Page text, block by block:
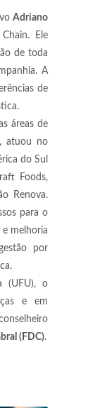
Adriano
Ele
de toda
A
de
áreas de
atuou no
do Sul
Foods,
Renova.
para o
melhoria
por
(UFU), o
e em
(FDC).